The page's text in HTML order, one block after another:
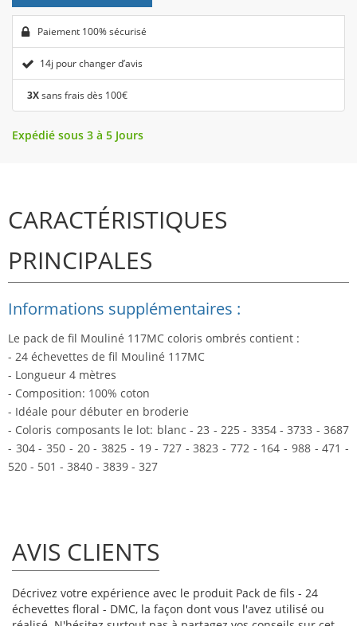
Paiement 100% sécurisé
14j pour changer d’avis
3Xsans frais dès 100€
Expédié sous 3 à 5 Jours
CARACTÉRISTIQUES
PRINCIPALES
Informations supplémentaires :
Le pack de fil Mouliné 117MC coloris ombrés contient :
- 24 échevettes de fil Mouliné 117MC
- Longueur 4 mètres
- Composition: 100% coton
- Idéale pour débuter en broderie
- Coloris composants le lot: blanc - 23 - 225 - 3354 - 3733 - 3687
- 304 - 350 - 20 - 3825 - 19 - 727 - 3823 - 772 - 164 - 988 - 471 -
520 - 501 - 3840 - 3839 - 327
AVIS CLIENTS
Décrivez votre expérience avec le produit Pack de fils - 24
échevettes floral - DMC, la façon dont vous l'avez utilisé ou